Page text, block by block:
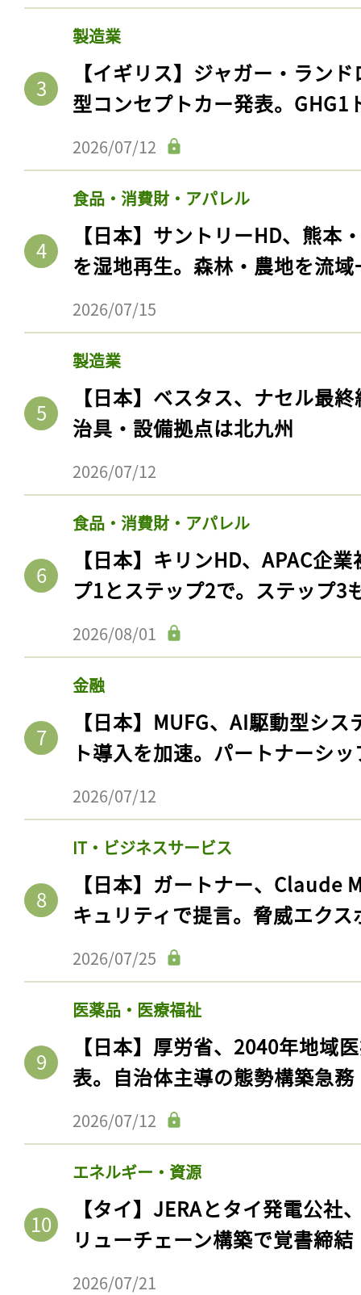
製造業
【イギリス】ジャガー・ラン
型コンセプトカー発表。GHG1
2026/07/12
食品・消費財・アパレル
【日本】サントリーHD、熊本
を湿地再生。森林・農地を流
2026/07/15
製造業
【日本】ベスタス、ナセル最
治具・設備拠点は北九州
2026/07/12
食品・消費財・アパレル
【日本】キリンHD、APAC企
プ1とステップ2で。ステップ3
2026/08/01
金融
【日本】MUFG、AI駆動型シ
ト導入を加速。パートナーシ
2026/07/12
IT・ビジネスサービス
【日本】ガートナー、Claude
キュリティで提言。脅威エク
2026/07/25
医薬品・医療福祉
【日本】厚労省、2040年地域
表。自治体主導の態勢構築急務
2026/07/12
エネルギー・資源
【タイ】JERAとタイ発電公社
リューチェーン構築で覚書締結
2026/07/21
記事をお気に入りに
ログインが必
会員登録